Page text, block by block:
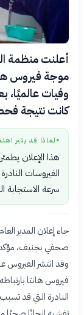
وفيات عالميًا،
كانت نتيجة
● لماذا قد يثير
هذا الإعلان
الفيروسات
سرعة الاستجابة
جاء إعلان المدير
وقد انتشر الفيروس
فيروس هانتا
النادرة التي قد